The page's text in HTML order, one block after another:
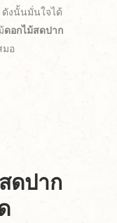
ดังนั้นมั่นใจได้
ดอกไม้สดปาก
มอ
ดปาก